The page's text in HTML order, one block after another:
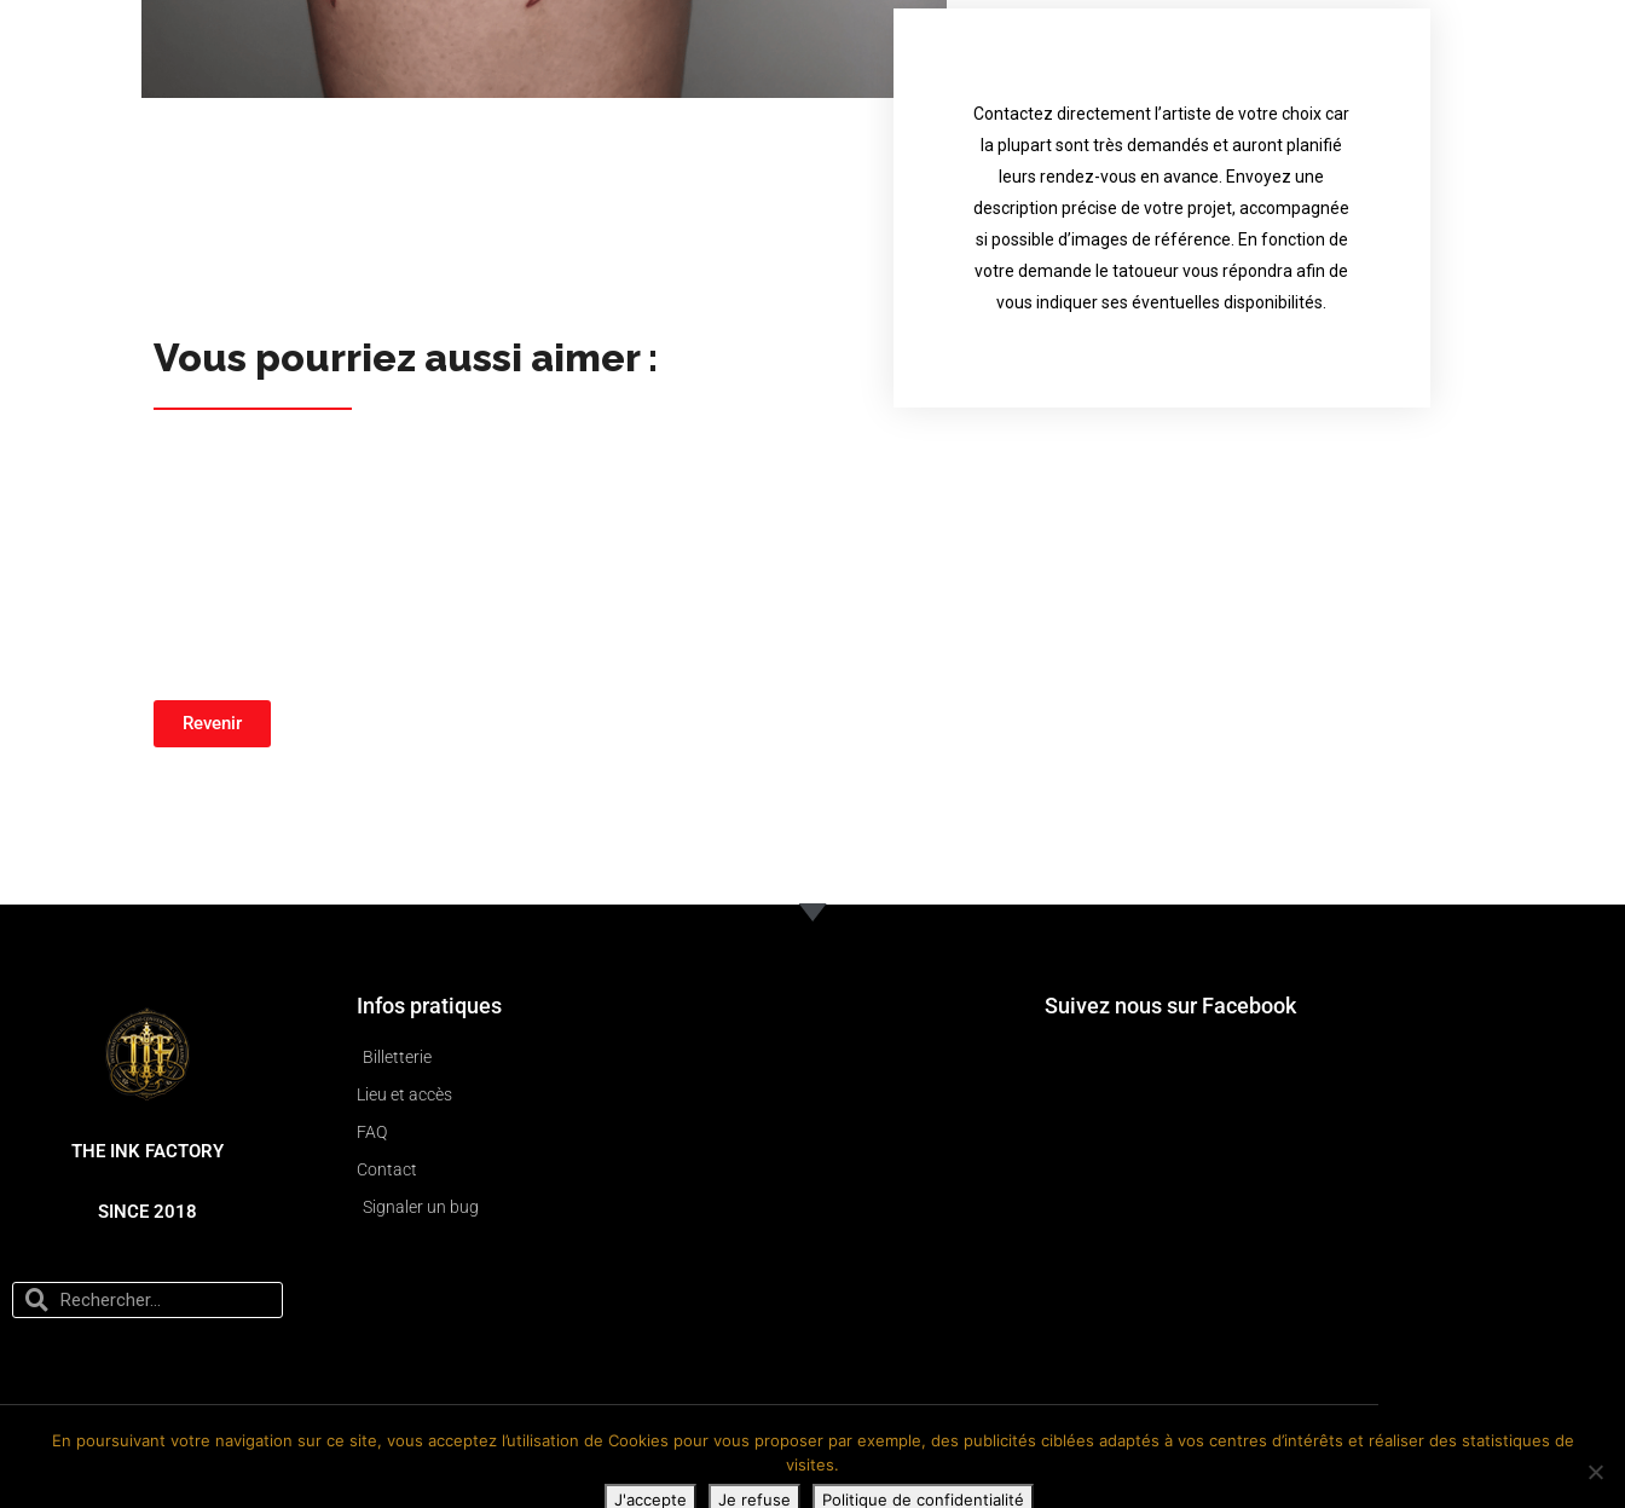
Contactez directement l’artiste de votre choix car
la plupart sont très demandés et auront planifié
leurs rendez-vous en avance. Envoyez une
description précise de votre projet, accompagnée
si possible d’images de référence. En fonction de
votre demande le tatoueur vous répondra afin de
vous indiquer ses éventuelles disponibilités.
Contact directly the artist of your choice because
most are in great demand and will have planned
their appointments in advance. Send an accurate
description of your project, if possible attached
with reference images. Depending your request,
the tattoo artist will answer to tell you his
availability.
Vous pourriez aussi aimer :
Revenir
THE INK FACTORY
SINCE 2018
Infos pratiques
Billetterie
Lieu et accès
FAQ
Contact
Signaler un bug
Suivez nous sur Facebook
En poursuivant votre navigation sur ce site, vous acceptez l’utilisation de Cookies pour vous proposer par exemple, des publicités ciblées adaptés à vos centres d’intérêts et réaliser des statistiques de
visites.
J'accepte
Je refuse Politique de confidentialité